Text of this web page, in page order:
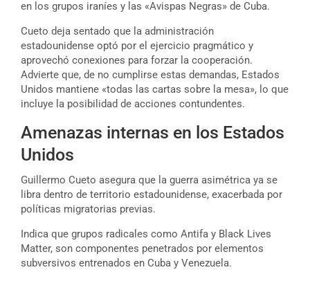
en los grupos iraníes y las «Avispas Negras» de Cuba.
Cueto deja sentado que la administración
estadounidense optó por el ejercicio pragmático y
aprovechó conexiones para forzar la cooperación.
Advierte que, de no cumplirse estas demandas, Estados
Unidos mantiene «todas las cartas sobre la mesa», lo que
incluye la posibilidad de acciones contundentes.
Amenazas internas en los Estados
Unidos
Guillermo Cueto asegura que la guerra asimétrica ya se
libra dentro de territorio estadounidense, exacerbada por
políticas migratorias previas.
Indica que grupos radicales como Antifa y Black Lives
Matter, son componentes penetrados por elementos
subversivos entrenados en Cuba y Venezuela.